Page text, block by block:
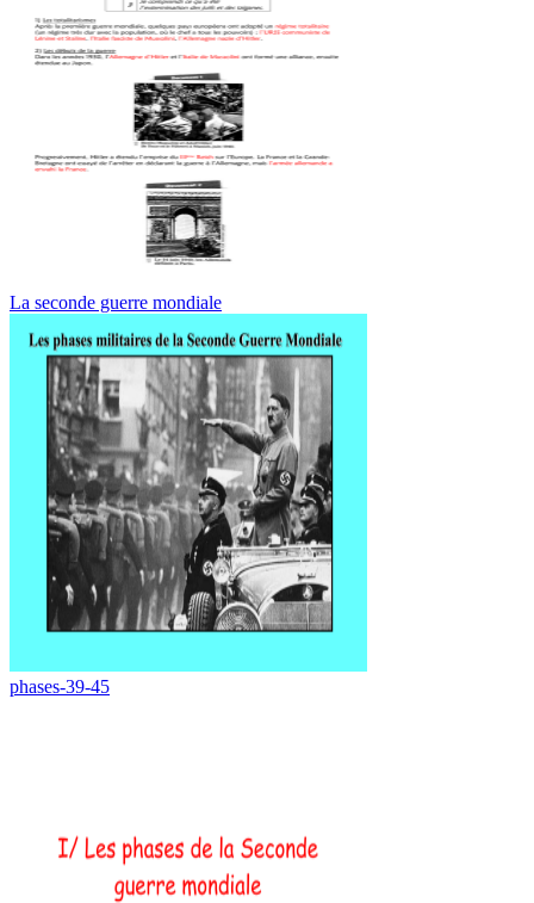
La seconde guerre mondiale
phases-39-45